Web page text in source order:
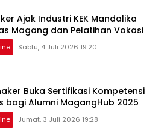
Ajak Industri KEK Mandalika
Magang dan Pelatihan Vokasi
Sabtu, 4 Juli 2026 19:20
Buka Sertifikasi Kompetensi
bagi Alumni MagangHub 2025
Jumat, 3 Juli 2026 19:28